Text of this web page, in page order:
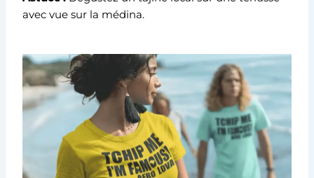
avec vue sur la médina.